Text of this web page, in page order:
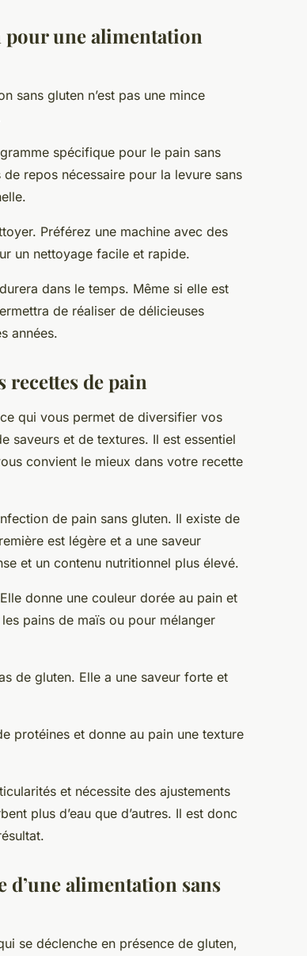
pour une alimentation
sans gluten n’est pas une mince
spécifique pour le pain sans
repos nécessaire pour la levure sans
Préférez une machine avec des
un nettoyage facile et rapide.
dans le temps. Même si elle est
de réaliser de délicieuses
années.
recettes de pain
qui vous permet de diversifier vos
saveurs et de textures. Il est essentiel
convient le mieux dans votre recette
de pain sans gluten. Il existe de
est légère et a une saveur
et un contenu nutritionnel plus élevé.
donne une couleur dorée au pain et
pains de maïs ou pour mélanger
de gluten. Elle a une saveur forte et
protéines et donne au pain une texture
et nécessite des ajustements
plus d’eau que d’autres. Il est donc
d’une alimentation sans
se déclenche en présence de gluten,